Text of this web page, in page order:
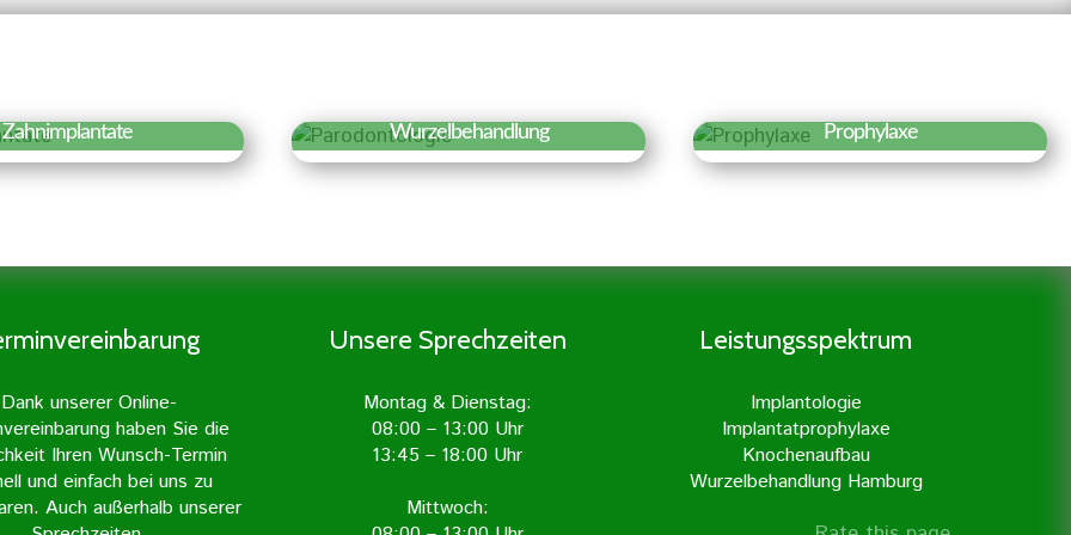
Zahnimplantate
den Kieferknochen
gelten als die
Form des
echten Zahn kaum zu
unterscheiden.
Sie mehr »
Wurzelbehandlung
entzündeten Zahnnerv
Entzündung zu befreien. Dies
geschieht mit größter
Zahnarztpraxis mit
Unterstützung moderner
Geräte durchgeführt.
Erfahren Sie mehr »
Prophylaxe
Zahngesundheit. Daher legen
Prophylaxe und professionelle
Zahnreinigung.
Erfahren Sie mehr »
Dank unserer Online-
haben Sie die
Ihren Wunsch-Termin
und einfach bei uns zu
Auch außerhalb unserer
Unsere Sprechzeiten
Montag & Dienstag:
08:00 – 13:00 Uhr
13:45 – 18:00 Uhr
Mittwoch:
Leistungsspektrum
Implantologie
Implantatprophylaxe
Knochenaufbau
Wurzelbehandlung Hamburg